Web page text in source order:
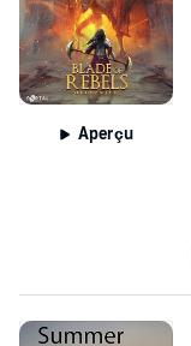
Aperçu